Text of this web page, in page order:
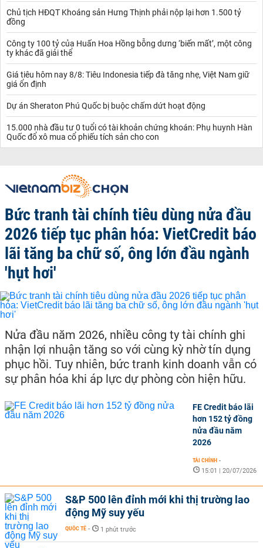
Chủ tịch HĐQT Khoáng sản Hưng Thịnh phải nộp lại hơn 1.500 tỷ
đồng
Công ty 100 tỷ của Huấn Hoa Hồng bỗng dưng ‘biến mất’, một công
ty khác đã giải thể
Giá tiêu hôm nay 8/8: Tiêu Indonesia tiếp đà tăng nhẹ, Việt Nam giữ
giá ổn định
Dự án Sheraton Phú Quốc bị buộc chấm dứt hoạt động
15.000 nhà đầu tư 0 tuổi có tài khoản chứng khoán: Phụ huynh Hàn
Quốc đổ xô mua cổ phiếu tích sản cho con
Bức tranh tài chính tiêu dùng nửa đầu
2026 tiếp tục phân hóa: VietCredit báo
lãi tăng ba chữ số, ông lớn đầu ngành
'hụt hơi'
Nửa đầu năm 2026, nhiều công ty tài chính ghi
nhận lợi nhuận tăng so với cùng kỳ nhờ tín dụng
phục hồi. Tuy nhiên, bức tranh kinh doanh vẫn có
sự phân hóa khi áp lực dự phòng còn hiện hữu.
FE Credit báo lãi
hơn 152 tỷ đồng
nửa đầu năm
2026
TÀI CHÍNH -
15:01 | 20/07/2026
S&P 500 lên đỉnh mới khi thị trường lao
động Mỹ suy yếu
QUỐC TẾ - 1 phút trước